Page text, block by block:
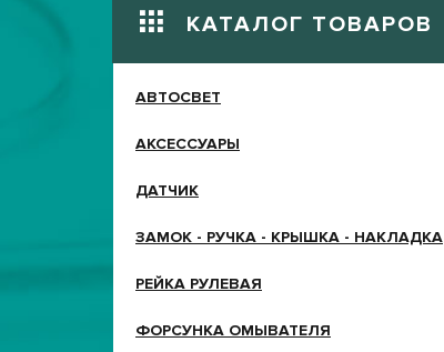
КАТАЛОГ ТОВАРОВ
АВТОСВЕТ
АКСЕССУАРЫ
ДАТЧИК
ЗАМОК - РУЧКА - КРЫШКА - НАКЛАДКА
РЕЙКА РУЛЕВАЯ
ФОРСУНКА ОМЫВАТЕЛЯ